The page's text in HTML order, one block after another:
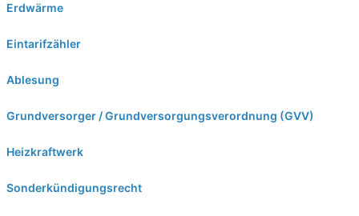
Erdwärme
Eintarifzähler
Ablesung
Grundversorger / Grundversorgungsverordnung (GVV)
Heizkraftwerk
Sonderkündigungsrecht